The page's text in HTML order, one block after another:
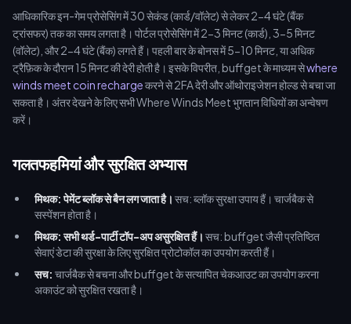
आधिकारिक इन-गेम प्रोसेसिंग में 30 सेकंड (कार्ड/वॉलेट) से लेकर 2-4 घंटे (बैंक
ट्रांसफर) तक का समय लगता है। पोर्टल प्रोसेसिंग में 2-3 मिनट (कार्ड), 3-5 मिनट
(वॉलेट), और 2-4 घंटे (बैंक) लगते हैं। पहली बार के बोनस में 5-10 मिनट, या अधिक
ट्रैफ़िक के दौरान 15 मिनट की देरी होती है। इसके विपरीत, buffget के माध्यम सेwhere
winds meet coin rechargeकरने से 2FA देरी और ऑथोराइजेशन होल्ड से बचा जा
सकता है। अंतर देखने के लिए सभी Where Winds Meet भुगतान विधियों का अन्वेषण
करें।
गलतफहमियां और सुरक्षित अभ्यास
मिथक: पेमेंट ब्लॉक से बैन लग जाता है। सच: ब्लॉक सुरक्षा उपाय हैं। चार्जबैक से
सस्पेंशन होता है।
मिथक: सभी थर्ड-पार्टी टॉप-अप असुरक्षित हैं। सच: buffget जैसी प्रतिष्ठित
सेवाएं डेटा की सुरक्षा के लिए सुरक्षित प्रोटोकॉल का उपयोग करती हैं।
सच: चार्जबैक से बचना और buffget के सत्यापित चेकआउट का उपयोग करना
अकाउंट को सुरक्षित रखता है।